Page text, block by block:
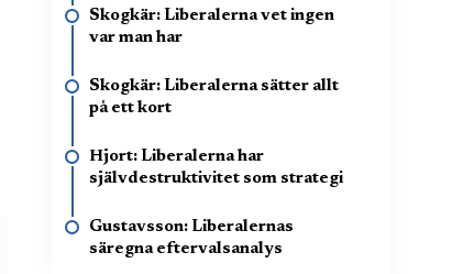
Skogkär: Liberalerna vet ingen
var man har
Skogkär: Liberalerna sätter allt
på ett kort
Hjort: Liberalerna har
självdestruktivitet som strategi
Gustavsson: Liberalernas
säregna eftervalsanalys